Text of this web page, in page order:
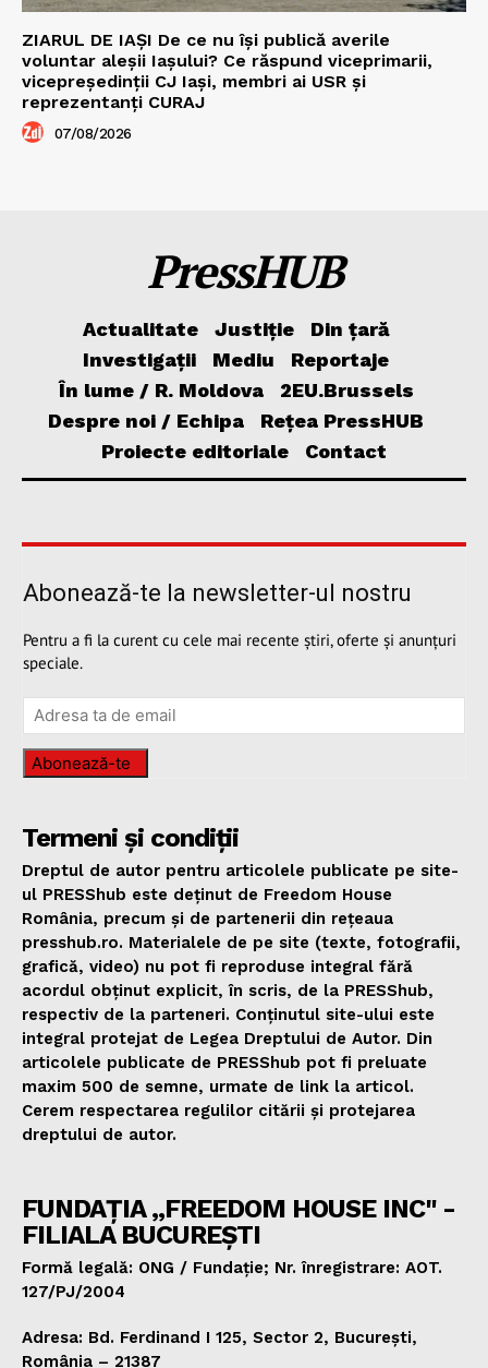
ZIARUL DE IAȘI De ce nu își publică averile
voluntar aleșii Iașului? Ce răspund viceprimarii,
vicepreședinții CJ Iași, membri ai USR și
reprezentanți CURAJ
07/08/2026
PressHUB
Actualitate Justiție
Din țară
Investigații
Mediu
Reportaje
În lume / R. Moldova
2EU.Brussels
Despre noi / Echipa
Rețea PressHUB
Proiecte editoriale
Contact
Abonează-te la newsletter-ul nostru
Pentru a fi la curent cu cele mai recente știri, oferte și anunțuri
speciale.
Abonează-te
Termeni și condiții
Dreptul de autor pentru articolele publicate pe site-
ul PRESShub este deținut de Freedom House
România, precum și de partenerii din rețeaua
presshub.ro. Materialele de pe site (texte, fotografii,
grafică, video) nu pot fi reproduse integral fără
acordul obținut explicit, în scris, de la PRESShub,
respectiv de la parteneri. Conținutul site-ului este
integral protejat de Legea Dreptului de Autor. Din
articolele publicate de PRESShub pot fi preluate
maxim 500 de semne, urmate de link la articol.
Cerem respectarea regulilor citării și protejarea
dreptului de autor.
FUNDAȚIA „FREEDOM HOUSE INC" -
FILIALA BUCUREȘTI
Formă legală: ONG / Fundație; Nr. înregistrare: AOT.
127/PJ/2004
Adresa: Bd. Ferdinand I 125, Sector 2, București,
România – 21387